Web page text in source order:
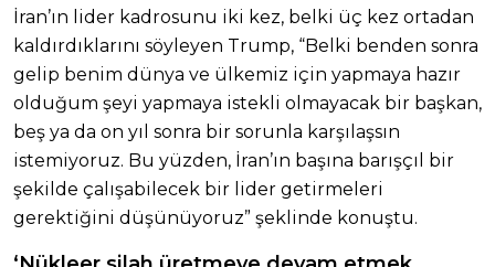
İran’ın lider kadrosunu iki kez, belki üç kez ortadan
kaldırdıklarını söyleyen Trump, “Belki benden sonra
gelip benim dünya ve ülkemiz için yapmaya hazır
olduğum şeyi yapmaya istekli olmayacak bir başkan,
beş ya da on yıl sonra bir sorunla karşılaşsın
istemiyoruz. Bu yüzden, İran’ın başına barışçıl bir
şekilde çalışabilecek bir lider getirmeleri
gerektiğini düşünüyoruz” şeklinde konuştu.